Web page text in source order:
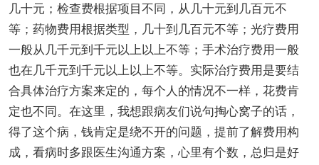
几十元；检查费根据项目不同，从几十元到几百元不
等；药物费用根据类型，几十到几百元不等；光疗费用
一般从几千元到千元以上以上不等；手术治疗费用一般
也在几千元到千元以上以上不等。实际治疗费用是要结
合具体治疗方案来定的，每个人的情况不一样，花费肯
定也不同。在这里，我想跟病友们说句掏心窝子的话，
得了这个病，钱肯定是绕不开的问题，提前了解费用构
成，看病时多跟医生沟通方案，心里有个数，总归是好